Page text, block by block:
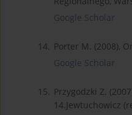
Google Scholar
14. Porter M. (2008),
Google Scholar
15. Przygodzki Z.
14.Jewtuchowicz